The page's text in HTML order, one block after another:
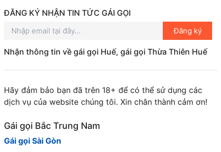
ĐĂNG KÝ NHẬN TIN TỨC GÁI GỌI
Đăng ký
Nhận thông tin về gái gọi Huế, gái gọi Thừa Thiên Huế
Hãy đảm bảo bạn đã trên 18+ để có thể sử dụng các
dịch vụ của website chúng tôi. Xin chân thành cảm ơn!
Gái gọi Bắc Trung Nam
Gái gọi Sài Gòn